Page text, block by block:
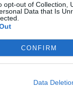
opt-out of Collection,
Data that Is
CONFIRM
Data